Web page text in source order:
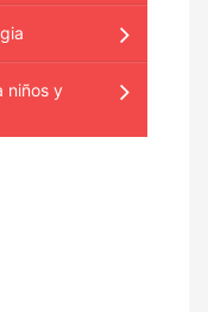
niños y